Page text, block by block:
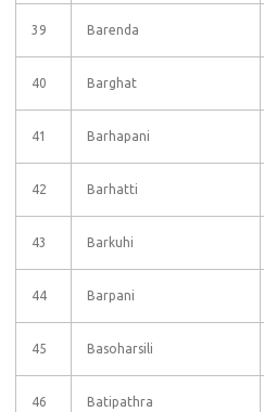
39 Barenda
40 Barghat
41 Barhapani
42 Barhatti
43 Barkuhi
44 Barpani
45 Basoharsili
46 Batipathra